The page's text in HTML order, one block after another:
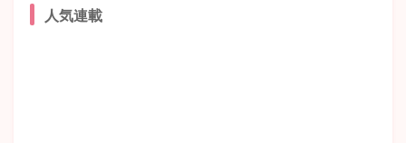
人気連載